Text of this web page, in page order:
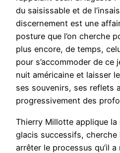
du saisissable et de
discernement est une
posture que l’on cherche
plus encore, de temps,
pour s’accommoder de ce
nuit américaine et laisser
ses souvenirs, ses reflets
progressivement des
Thierry Millotte applique
glacis successifs,
arrêter le processus qu’il